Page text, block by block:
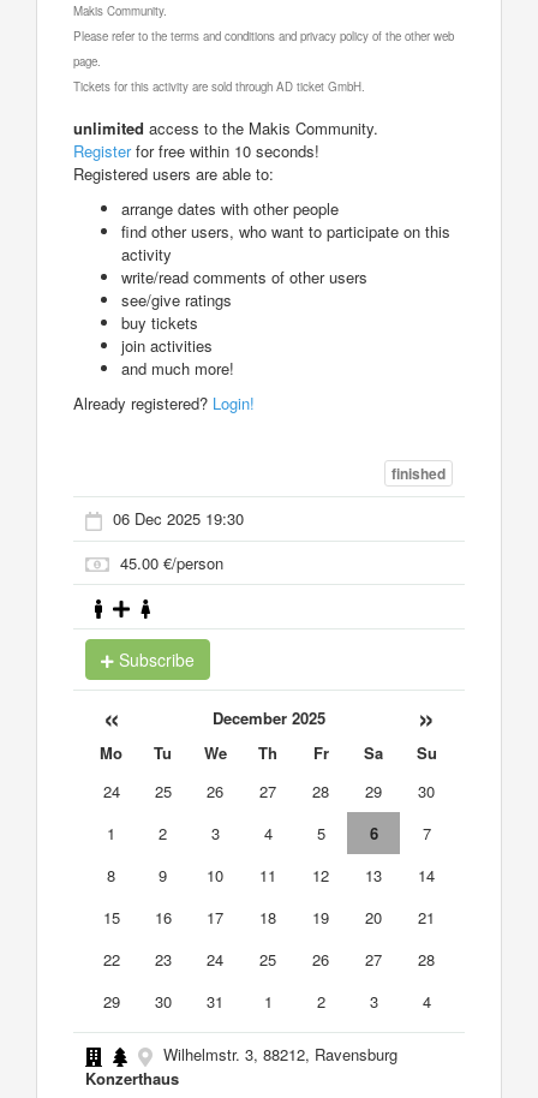
Makis Community.
Please refer to the terms and conditions and privacy policy of the other web
page.
Tickets for this activity are sold through AD ticket GmbH.
unlimited access to the Makis Community.
Registerfor free within 10 seconds!
Registered users are able to:
arrange dates with other people
find other users, who want to participate on this
activity
write/read comments of other users
see/give ratings
buy tickets
join activities
and much more!
Already registered? Login!
finished
06 Dec 2025 19:30
45.00 €/person
Subscribe
« December 2025 »
Mo Tu We Th Fr Sa
Su
24
25 26 27 28 29
30
1
2 3 4 5 6
7
8
9 10 11 12 13
14
15
16 17 18 19 20
21
22
23 24 25 26 27
28
29
30 31 1 2 3 4
Wilhelmstr. 3, 88212, Ravensburg
Konzerthaus